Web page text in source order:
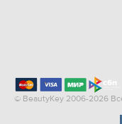
© BeautyKey 2006-2026